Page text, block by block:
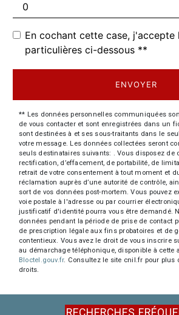
En cochant cette case, j'accepte
particulières ci-dessous **
ENVOYER
** Les données personnelles communiquées
de vous contacter et sont enregistrées dans un
sont destinées à et ses sous-traitants dans le
votre message. Les données collectées seront
seuls destinataires suivants: . Vous disposez de
rectification, d’effacement, de portabilité, de
retrait de votre consentement à tout moment et
réclamation auprès d’une autorité de contrôle,
sort de vos données post-mortem. Vous pouvez
voie postale à l'adresse ou par courrier
justificatif d'identité pourra vous être demandé.
données pendant la période de prise de contact
de prescription légale aux fins probatoires et de
contentieux. Vous avez le droit de vous inscrire
au démarchage téléphonique, disponible à cette
Bloctel.gouv.fr. Consultez le site cnil.fr pour plus
droits.
RECHERCHES